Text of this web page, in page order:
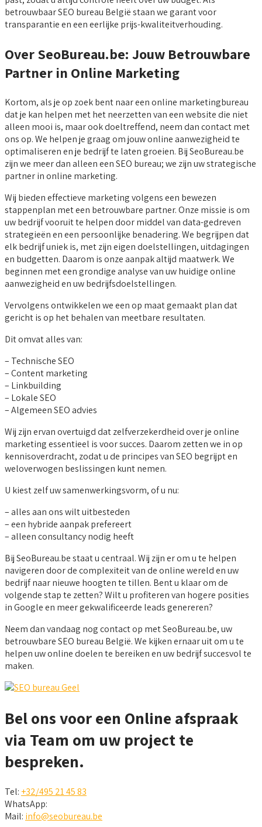
betrouwbaar SEO bureau België staan we garant voor
transparantie en een eerlijke prijs-kwaliteitverhouding.
Over SeoBureau.be: Jouw Betrouwbare
Partner in Online Marketing
Kortom, als je op zoek bent naar een online marketingbureau
dat je kan helpen met het neerzetten van een website die niet
alleen mooi is, maar ook doeltreffend, neem dan contact met
ons op. We helpen je graag om jouw online aanwezigheid te
optimaliseren en je bedrijf te laten groeien. Bij SeoBureau.be
zijn we meer dan alleen een SEO bureau; we zijn uw strategische
partner in online marketing.
Wij bieden effectieve marketing volgens een bewezen
stappenplan met een betrouwbare partner. Onze missie is om
uw bedrijf vooruit te helpen door middel van data-gedreven
strategieën en een persoonlijke benadering. We begrijpen dat
elk bedrijf uniek is, met zijn eigen doelstellingen, uitdagingen
en budgetten. Daarom is onze aanpak altijd maatwerk. We
beginnen met een grondige analyse van uw huidige online
aanwezigheid en uw bedrijfsdoelstellingen.
Vervolgens ontwikkelen we een op maat gemaakt plan dat
gericht is op het behalen van meetbare resultaten.
Dit omvat alles van:
– Technische SEO
– Content marketing
– Linkbuilding
– Lokale SEO
– Algemeen SEO advies
Wij zijn ervan overtuigd dat zelfverzekerdheid over je online
marketing essentieel is voor succes. Daarom zetten we in op
kennisoverdracht, zodat u de principes van SEO begrijpt en
weloverwogen beslissingen kunt nemen.
U kiest zelf uw samenwerkingsvorm, of u nu:
– alles aan ons wilt uitbesteden
– een hybride aanpak prefereert
– alleen consultancy nodig heeft
Bij SeoBureau.be staat u centraal. Wij zijn er om u te helpen
navigeren door de complexiteit van de online wereld en uw
bedrijf naar nieuwe hoogten te tillen. Bent u klaar om de
volgende stap te zetten? Wilt u profiteren van hogere posities
in Google en meer gekwalificeerde leads genereren?
Neem dan vandaag nog contact op met SeoBureau.be, uw
betrouwbare SEO bureau België. We kijken ernaar uit om u te
helpen uw online doelen te bereiken en uw bedrijf succesvol te
maken.
Bel ons voor een Online afspraak
via Team om uw project te
bespreken.
Tel: +32/495 21 45 83
WhatsApp:
Mail: info@seobureau.be